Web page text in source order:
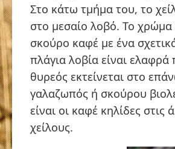
Στο κάτω τμήμα του, το
στο μεσαίο λοβό. Το χρώμα
σκούρο καφέ με ένα
πλάγια λοβία είναι
θυρεός εκτείνεται στο
γαλαζωπός ή σκούρου
είναι οι καφέ κηλίδες
χείλους.